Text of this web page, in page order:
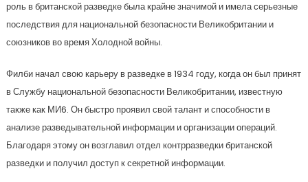
роль в британской разведке была крайне значимой и имела серьезные
последствия для национальной безопасности Великобритании и
союзников во время Холодной войны.
Филби начал свою карьеру в разведке в 1934 году, когда он был принят
в Службу национальной безопасности Великобритании, известную
также как МИ6. Он быстро проявил свой талант и способности в
анализе разведывательной информации и организации операций.
Благодаря этому он возглавил отдел контрразведки британской
разведки и получил доступ к секретной информации.